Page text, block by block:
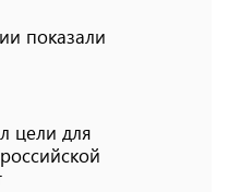
показали
цели для